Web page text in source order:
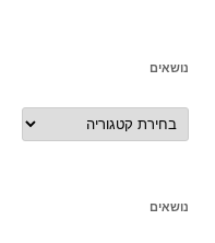
נושאים
נושאים
נושאים